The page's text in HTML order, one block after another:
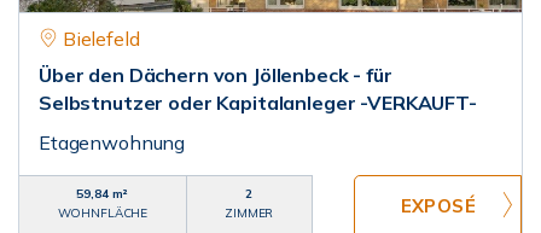
Bielefeld
Über den Dächern von Jöllenbeck - für
Selbstnutzer oder Kapitalanleger -VERKAUFT-
Etagenwohnung
59,84 m²
WOHNFLÄCHE
2
ZIMMER